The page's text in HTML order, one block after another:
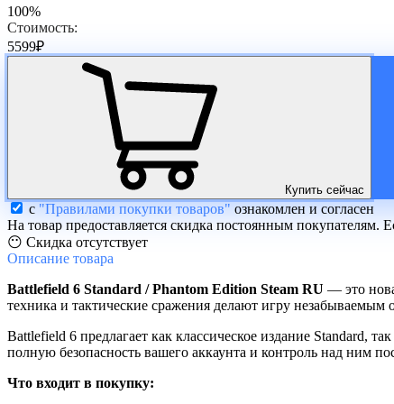
100%
Стоимость:
5599₽
Купить сейчас
с "Правилами покупки товаров" ознакомлен и согласен
На товар предоставляется скидка постоянным покупателям.
😶 Скидка отсутствует
Описание товара
Battlefield 6 Standard / Phantom Edition Steam RU — это
техника и тактические сражения делают игру
Battlefield 6 предлагает как классическое издание Standard,
полную безопасность вашего аккаунта и контроль над ним
Что входит в покупку: